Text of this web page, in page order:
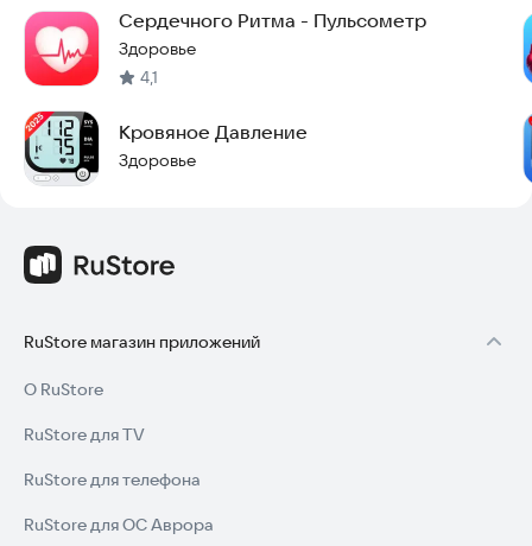
американскими и международными системами измерения
роста и веса.
Попробуйте SmartBP прямо сейчас, чтобы взять контроль
Сердечного Ритма - Пульсометр
Здоровье
4,1
Кровяное Давление
Здоровье
RuStore магазин приложений
О RuStore
RuStore для TV
RuStore для телефона
RuStore для ОС Аврора